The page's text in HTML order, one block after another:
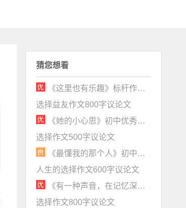
猜您想看
《这里也有乐趣》标杆作文记叙文赏析
选择益友作文800字议论文
《她的小心思》初中优秀作文800字
选择作文500字议论文
《最懂我的那个人》初中记叙文800字含点评（对话精彩，生活味浓）
人生的选择作文600字议论文
《有一种声音，在记忆深处》初中优秀作文600字赏析
选择作文800字议论文